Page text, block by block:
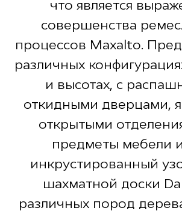
что является
совершенства
процессов Maxalto.
различных
и высотах, с
откидными дверцами,
открытыми
предметы мебели
инкрустированный
шахматной доски
различных пород